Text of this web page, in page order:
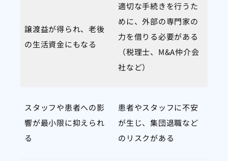
譲渡益が得られ、老後
の生活資金にもなる
適切な手続きを行うた
めに、外部の専門家の
力を借りる必要がある
（税理士、M&A仲介会
社など）
スタッフや患者への影
響が最小限に抑えられ
る
患者やスタッフに不安
が生じ、集団退職など
のリスクがある